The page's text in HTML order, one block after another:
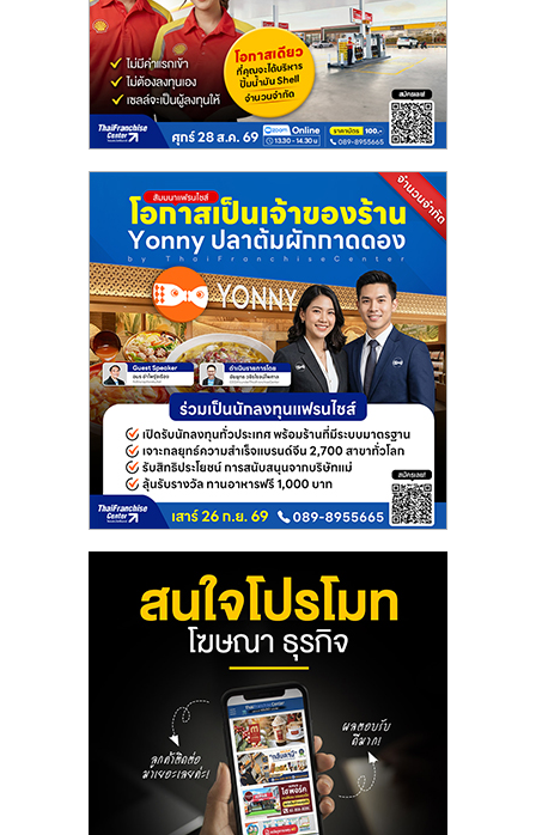
แฟ
ไชส์
แฟ
ไชส์
ขาย
หน้า
บ้าน
ลงทุน